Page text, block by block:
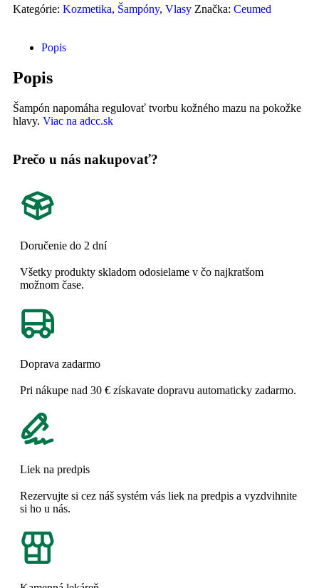
Kategórie: Kozmetika, Šampóny, Vlasy Značka: Ceumed
Popis
Popis
Šampón napomáha regulovať tvorbu kožného mazu na pokožke
hlavy. Viac na adcc.sk
Prečo u nás nakupovať?
Doručenie do 2 dní
Všetky produkty skladom odosielame v čo najkratšom
možnom čase.
Doprava zadarmo
Pri nákupe nad 30 € získavate dopravu automaticky zadarmo.
Liek na predpis
Rezervujte si cez náš systém vás liek na predpis a vyzdvihnite
si ho u nás.